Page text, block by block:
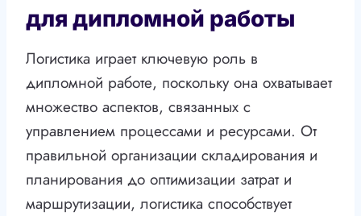
для дипломной работы
Логистика играет ключевую роль в
дипломной работе, поскольку она охватывает
множество аспектов, связанных с
управлением процессами и ресурсами. От
правильной организации складирования и
планирования до оптимизации затрат и
маршрутизации, логистика способствует